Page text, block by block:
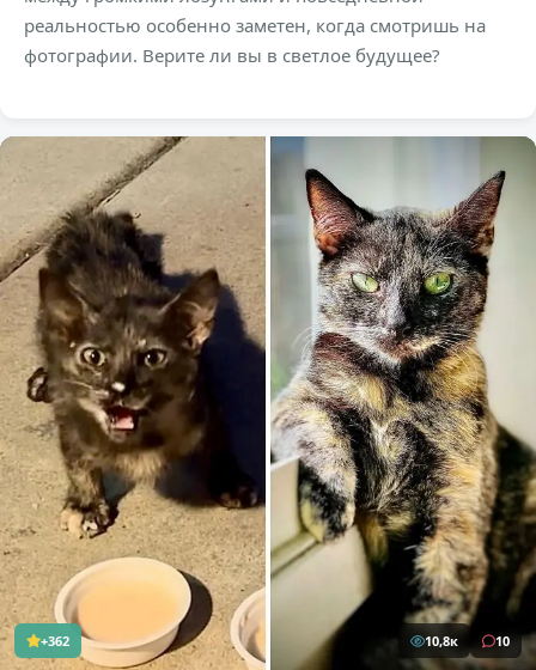
реальностью особенно заметен, когда смотришь на
фотографии. Верите ли вы в светлое будущее?
+362 10,8к 10